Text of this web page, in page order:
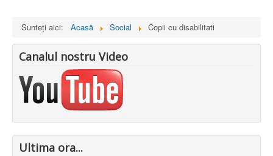
Sunteți aici: Acasă Social Copii cu disabilitati
Canalul nostru Video
Ultima ora...